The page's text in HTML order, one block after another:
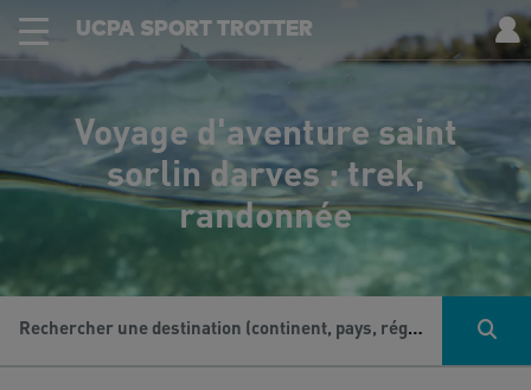
UCPA SPORT TROTTER
Voyage d'aventure saint
sorlin darves : trek,
randonnée
Rechercher une destination (continent, pays, région...), une activité...